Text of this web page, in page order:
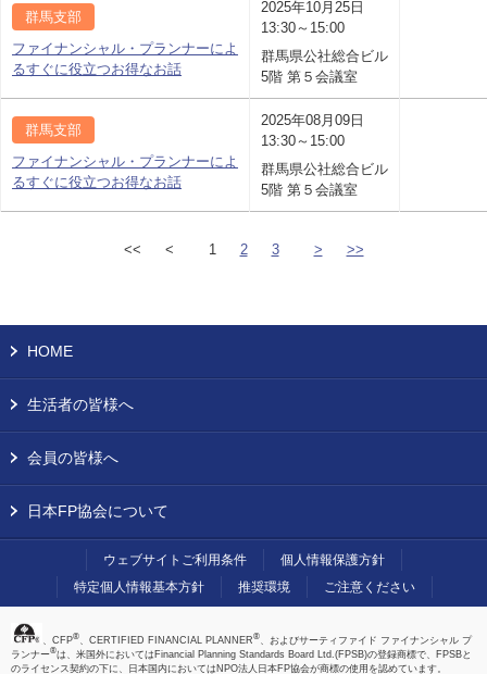
群馬支部
ファイナンシャル・プランナーによ
るすぐに役立つお得なお話
2025年10月25日
13:30～15:00
群馬県公社総合ビル
5階 第５会議室
群馬支部
ファイナンシャル・プランナーによ
るすぐに役立つお得なお話
2025年08月09日
13:30～15:00
群馬県公社総合ビル
5階 第５会議室
<< < 1 2 3 > >>
HOME
生活者の皆様へ
会員の皆様へ
日本FP協会について
ウェブサイトご利用条件
個人情報保護方針
特定個人情報基本方針
推奨環境 ご注意ください
、CFP®、CERTIFIED FINANCIAL PLANNER®、およびサーティファイド ファイナンシャル プ
ランナー®は、米国外においてはFinancial Planning Standards Board Ltd.(FPSB)の登録商標で、FPSBと
のライセンス契約の下に、日本国内においてはNPO法人日本FP協会が商標の使用を認めています。